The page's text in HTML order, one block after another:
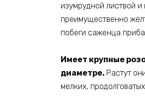
изумрудной листвой
преимущественно
побеги саженца
Имеет крупные
диаметре. Растут
мелких,